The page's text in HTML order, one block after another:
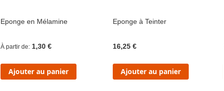
Eponge en Mélamine
À partir de 1,30 €
Ajouter au panier
Eponge à Teinter
16,25 €
Ajouter au panier